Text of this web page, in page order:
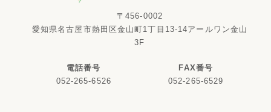
〒456-0002
愛知県名古屋市熱田区金山町1丁目13-14アールワン金山
3F
電話番号
052-265-6526
FAX番号
052-265-6529